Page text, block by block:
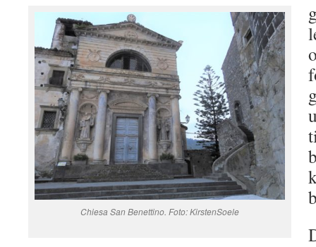
Chiesa San Benettino. Foto: KirstenSoele